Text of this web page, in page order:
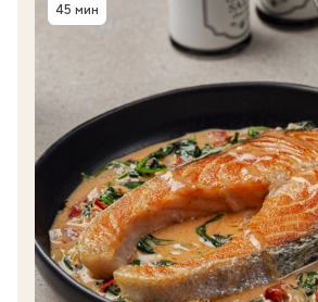
Время приготовления
45 мин